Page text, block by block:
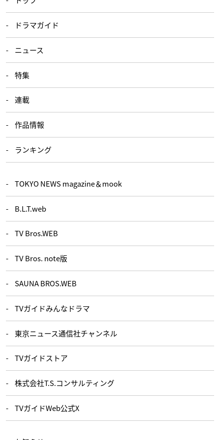
ドラマガイド
ニュース
特集
連載
作品情報
ランキング
TOKYO NEWS magazine＆mook
B.L.T.web
TV Bros.WEB
TV Bros. note版
SAUNA BROS.WEB
TVガイドみんなドラマ
東京ニュース通信社チャンネル
TVガイドストア
株式会社T.S.コンサルティング
TVガイドWeb公式X